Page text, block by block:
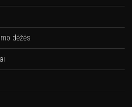
dėžės